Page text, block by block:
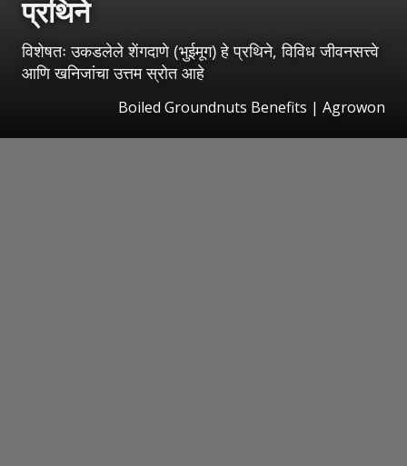
प्रथिने
विशेषतः उकडलेले शेंगदाणे (भुईमूग) हे प्रथिने, विविध जीवनसत्त्वे
आणि खनिजांचा उत्तम स्रोत आहे
Boiled Groundnuts Benefits | Agrowon